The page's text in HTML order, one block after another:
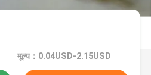
मूल्य：0.04USD-2.15USD